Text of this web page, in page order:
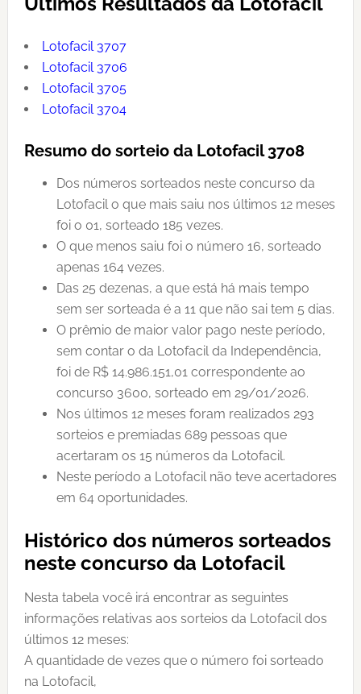
Lotofacil 3707
Lotofacil 3706
Lotofacil 3705
Lotofacil 3704
Resumo do sorteio da Lotofacil 3708
Dos números sorteados neste concurso da
Lotofacil o que mais saiu nos últimos 12 meses
foi o 01, sorteado 185 vezes.
O que menos saiu foi o número 16, sorteado
apenas 164 vezes.
Das 25 dezenas, a que está há mais tempo
sem ser sorteada é a 11 que não sai tem 5 dias.
O prêmio de maior valor pago neste período,
sem contar o da Lotofacil da Independência,
foi de R$ 14.986.151,01 correspondente ao
concurso 3600, sorteado em 29/01/2026.
Nos últimos 12 meses foram realizados 293
sorteios e premiadas 689 pessoas que
acertaram os 15 números da Lotofacil.
Neste período a Lotofacil não teve acertadores
em 64 oportunidades.
Histórico dos números sorteados
neste concurso da Lotofacil
Nesta tabela você irá encontrar as seguintes
informações relativas aos sorteios da Lotofacil dos
últimos 12 meses:
A quantidade de vezes que o número foi sorteado
na Lotofacil,